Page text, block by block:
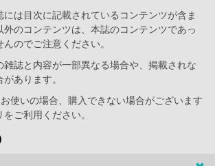
は目次に記載されているコンテンツが含ま
外のコンテンツは、本誌のコンテンツであっ
のでご注意ください。
誌と内容が一部異なる場合や、掲載されな
あります。
使いの場合、購入できない場合がございます
ご利用ください。